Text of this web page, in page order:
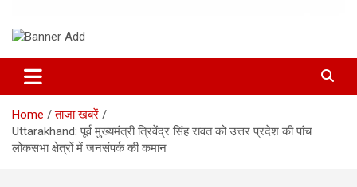
The Hillpost
Home
ताजा खबरें
Uttarakhand: पूर्व मुख्यमंत्री त्रिवेंद्र सिंह रावत को उत्तर प्रदेश की पांच
लोकसभा क्षेत्रों में जनसंपर्क की कमान